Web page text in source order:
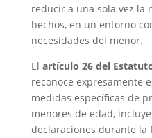
reducir a una sola vez la
hechos, en un entorno
necesidades del menor.
El artículo 26 del
reconoce expresamente
medidas específicas de
menores de edad,
declaraciones durante la